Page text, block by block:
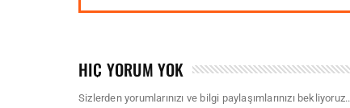
HIÇ YORUM YOK
Sizlerden yorumlarınızı ve bilgi paylaşımlarınızı bekliyoruz..